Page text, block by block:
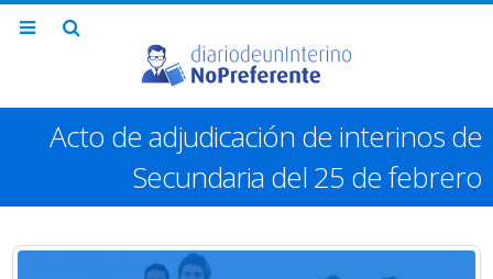
Acto de adjudicación de interinos de
Secundaria del 25 de febrero